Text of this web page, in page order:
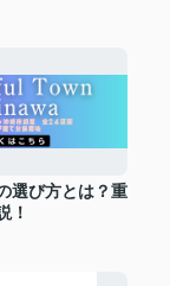
選び方とは？重
！